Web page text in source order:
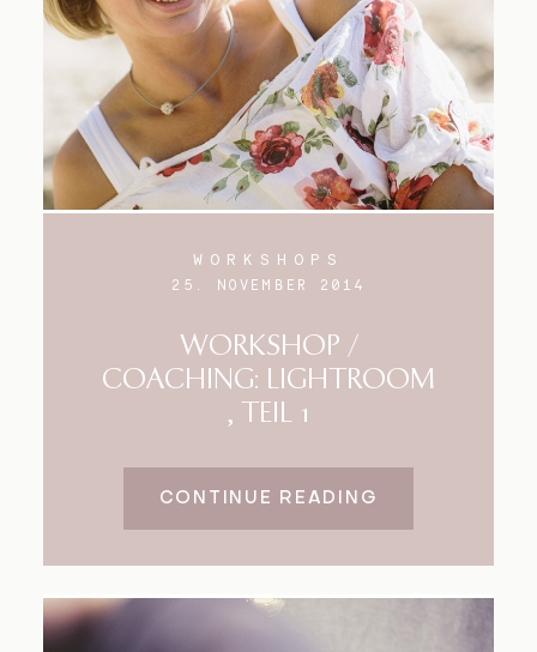
WORKSHOPS
25. NOVEMBER 2014
WORKSHOP /
COACHING: LIGHTROOM
, TEIL 1
CONTINUE READING